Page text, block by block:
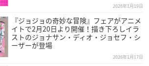
2026年1月19日
『ジョジョの奇妙な冒険』フェアがアニメ
イトで2月20日より開催！描き下ろしイラ
ストのジョナサン・ディオ・ジョセフ・シ
ーザーが登場
2026年1月17日